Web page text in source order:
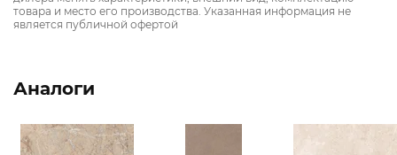
товара и место его производства. Указанная информация не
является публичной офертой
Аналоги